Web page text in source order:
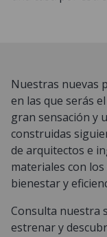
Nuestras nuevas
en las que serás
gran sensación y
construidas
de arquitectos e
materiales con
bienestar y
Consulta nuestra
estrenar y